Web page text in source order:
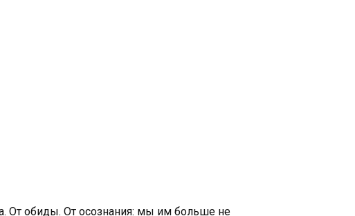
От обиды. От осознания: мы им больше не